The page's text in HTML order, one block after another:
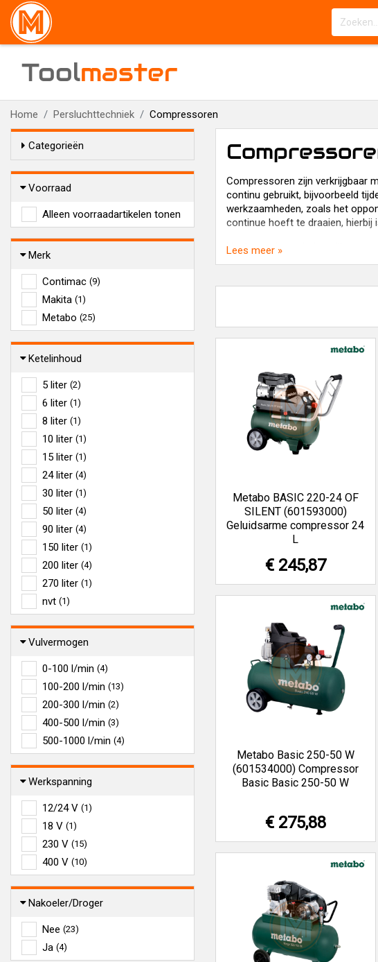
Toolmaster
Home Persluchttechniek Compressoren
Categorieën
Voorraad
Alleen voorraadartikelen tonen
Merk
Contimac (9)
Makita (1)
Metabo (25)
Ketelinhoud
5 liter (2)
6 liter (1)
8 liter (1)
10 liter (1)
15 liter (1)
24 liter (4)
30 liter (1)
50 liter (4)
90 liter (4)
150 liter (1)
200 liter (4)
270 liter (1)
nvt (1)
Vulvermogen
0-100 l/min (4)
100-200 l/min (13)
200-300 l/min (2)
400-500 l/min (3)
500-1000 l/min (4)
Werkspanning
12/24 V (1)
18 V (1)
230 V (15)
400 V (10)
Nakoeler/Droger
Nee (23)
Ja (4)
Compressoren zijn verkrijgbaar
continu gebruikt, bijvoorbeeld
werkzaamheden, zoals het
continue hoeft te draaien, hierbij
Het is overigens belangrijk om
Wij bieden u compressoren van
Lees meer »
Metabo BASIC 220-24 OF
SILENT (601593000)
Geluidsarme compressor 24
L
€ 245,87
Metabo Basic 250-50 W
(601534000) Compressor
Basic Basic 250-50 W
€ 275,88